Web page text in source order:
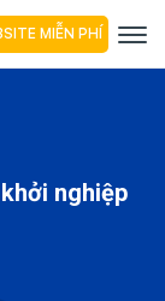
MIỄN PHÍ
nghiệp